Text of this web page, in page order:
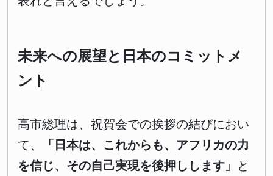
未来への展望と日本のコミットメ
ント
高市総理は、祝賀会での挨拶の結びにおい
て、
「日本は、これからも、アフリカの力
を信じ、その自己実現を後押しします」 と